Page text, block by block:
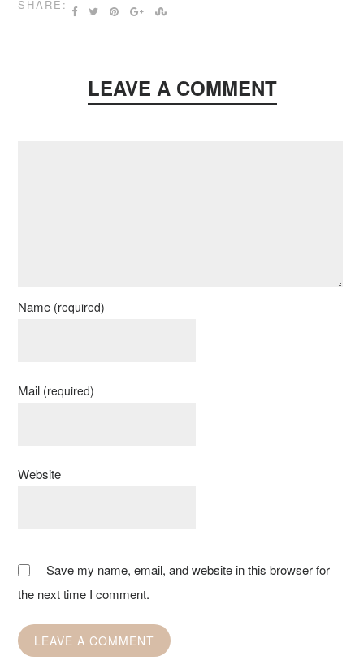
SHARE:
LEAVE A COMMENT
Name (required)
Mail (required)
Website
Save my name, email, and website in this browser for
the next time I comment.